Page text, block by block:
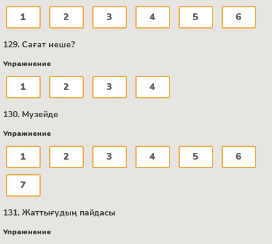
1 2 3 4 5 6
129. Сағат неше?
Упражнение
1 2 3 4
130. Музейде
Упражнение
1 2 3 4 5 6
7
131. Жаттығудың пайдасы
Упражнение